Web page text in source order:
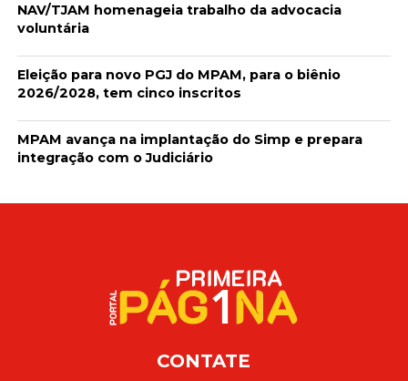
NAV/TJAM homenageia trabalho da advocacia
voluntária
Eleição para novo PGJ do MPAM, para o biênio
2026/2028, tem cinco inscritos
MPAM avança na implantação do Simp e prepara
integração com o Judiciário
CONTATE